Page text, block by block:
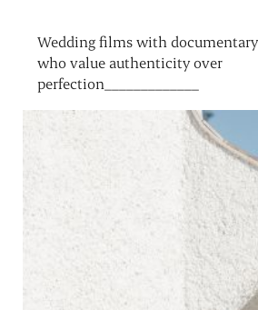
Wedding films with
who value authenticity over
perfection_____________